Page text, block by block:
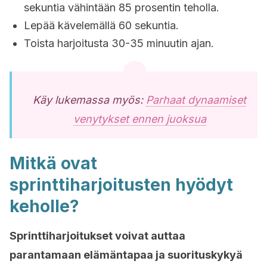
sekuntia vähintään 85 prosentin teholla.
Lepää kävelemällä 60 sekuntia.
Toista harjoitusta 30-35 minuutin ajan.
Käy lukemassa myös: Parhaat dynaamiset
venytykset ennen juoksua
Mitkä ovat
sprinttiharjoitusten hyödyt
keholle?
Sprinttiharjoitukset voivat auttaa
parantamaan elämäntapaa ja suorituskykyä